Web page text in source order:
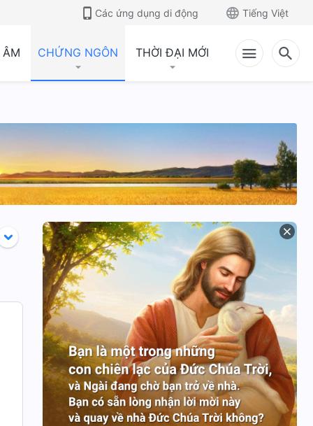
Các ứng dụng di động Tiếng Việt
CHỨNG NGÔN THỜI ĐẠI MỚI
Giải quyết ý định
muốn được ban
phước
Giải quyết những
quan niệm truyền
thống